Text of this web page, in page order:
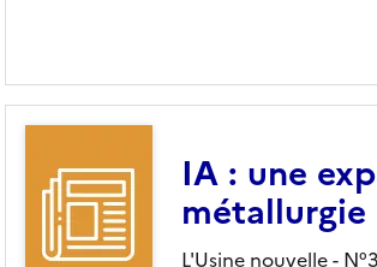
IA : une
métallurgie
L'Usine nouvelle -